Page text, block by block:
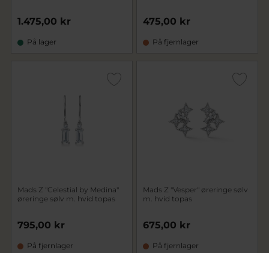
1.475,00 kr
På lager
475,00 kr
På fjernlager
Mads Z "Celestial by Medina"
øreringe sølv m. hvid topas
795,00 kr
På fjernlager
Mads Z "Vesper" øreringe sølv
m. hvid topas
675,00 kr
På fjernlager